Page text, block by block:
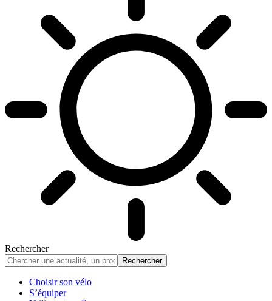
Rechercher
Choisir son vélo
S’équiper